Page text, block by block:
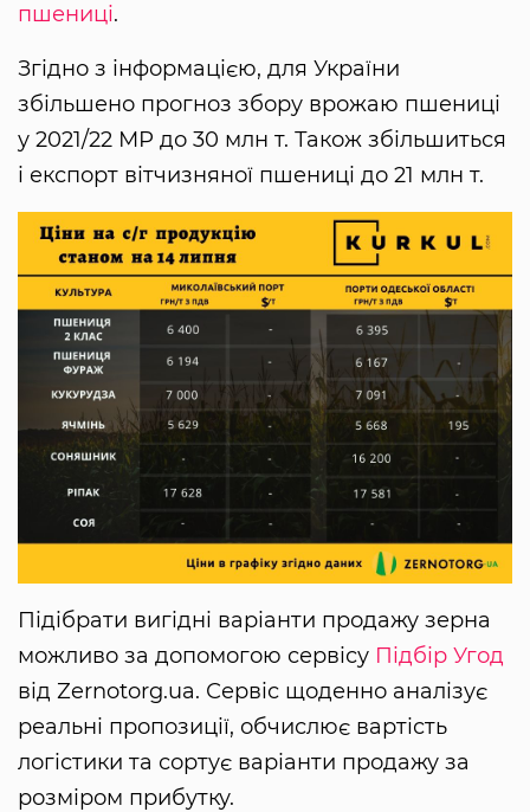
пшениці.
Згідно з інформацією, для України
збільшено прогноз збору врожаю пшениці
у 2021/22 МР до 30 млн т. Також збільшиться
і експорт вітчизняної пшениці до 21 млн т.
Підібрати вигідні варіанти продажу зерна
можливо за допомогою сервісу Підбір Угод
від Zernotorg.ua. Сервіс щоденно аналізує
реальні пропозиції, обчислює вартість
логістики та сортує варіанти продажу за
розміром прибутку.